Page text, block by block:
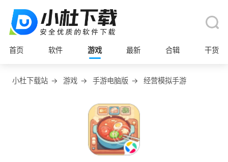
首页 软件 游戏 最新 合辑 干货
小杜下载站 → 游戏 → 手游电脑版 → 经营模拟手游